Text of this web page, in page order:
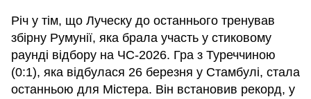
Річ у тім, що Луческу до останнього тренував
збірну Румунії, яка брала участь у стиковому
раунді відбору на ЧС-2026. Гра з Туреччиною
(0:1), яка відбулася 26 березня у Стамбулі, стала
останньою для Містера. Він встановив рекорд, у